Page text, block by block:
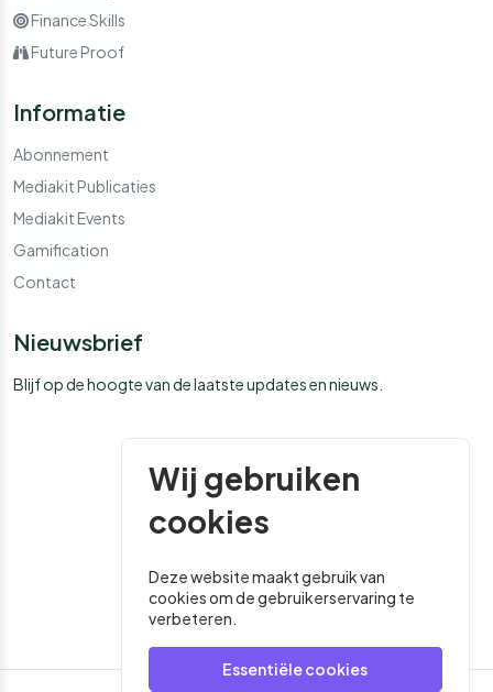
Wij gebruiken
cookies
Deze website maakt gebruik van
cookies om de gebruikerservaring te
verbeteren.
Essentiële cookies
Finance Skills
Future Proof
Informatie
Abonnement
Mediakit Publicaties
Mediakit Events
Gamification
Contact
Nieuwsbrief
Blijf op de hoogte van de laatste updates en nieuws.